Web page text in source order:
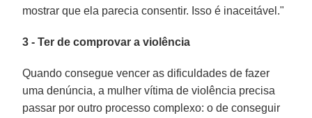
mostrar que ela parecia consentir. Isso é inaceitável."
3 - Ter de comprovar a violência
Quando consegue vencer as dificuldades de fazer
uma denúncia, a mulher vítima de violência precisa
passar por outro processo complexo: o de conseguir